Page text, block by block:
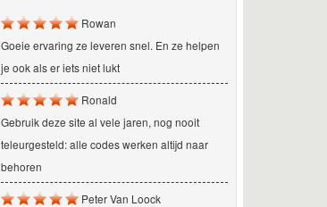
Rowan
Goeie ervaring ze leveren snel. En ze helpen
je ook als er iets niet lukt
Ronald
Gebruik deze site al vele jaren, nog nooit
teleurgesteld: alle codes werken altijd naar
behoren
Peter Van Loock